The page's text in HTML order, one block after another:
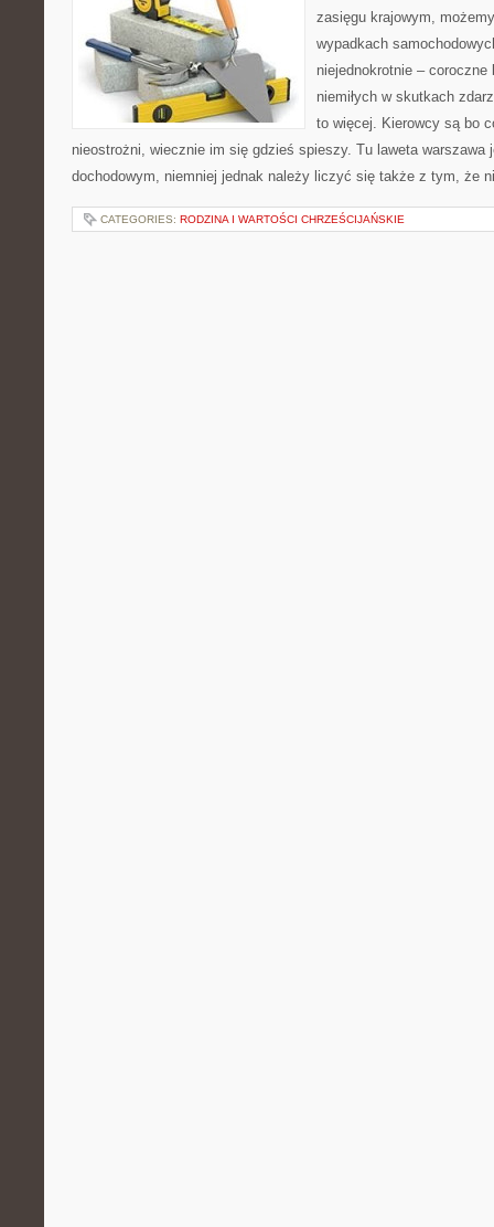
zasięgu krajowym,
wypadkach
niejednokrotnie –
niemiłych w skutkach
to więcej. Kierowcy są bo
nieostrożni, wiecznie im się gdzieś spieszy. Tu laweta warszawa
dochodowym, niemniej jednak należy liczyć się także z tym, że
CATEGORIES: RODZINA I WARTOŚCI CHRZEŚCIJAŃSKIE